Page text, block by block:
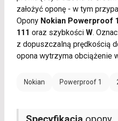
założyć oponę - w tym
Opony Nokian Powerproof 1
111 oraz szybkości W.
z dopuszczalną prędkością
opona wytrzyma obciążenie
Nokian Powerproof 1